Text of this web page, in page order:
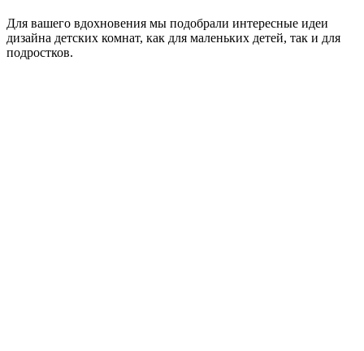
Для вашего вдохновения мы подобрали интересные идеи
дизайна детских комнат, как для маленьких детей, так и для
подростков.